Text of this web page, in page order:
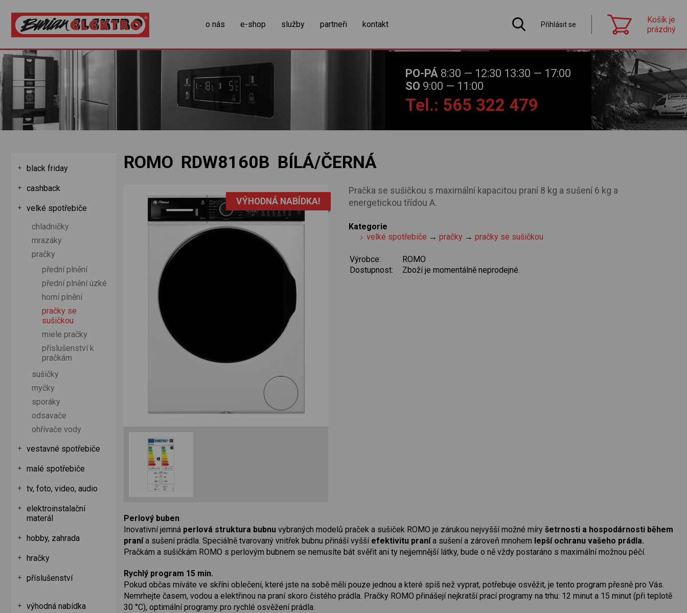
o nás e-shop služby partneři kontakt Přihlásit se
Košík je
prázdný
zobrazit obsah košíku
PO-PÁ 8:30 — 12:30 13:30 — 17:00
SO 9:00 — 11:00
Tel.: 565 322 479
ROMO RDW8160B BÍLÁ/ČERNÁ
Pračka se sušičkou s maximální kapacitou praní 8 kg a sušení 6 kg a
energetickou třídou A.
Kategorie
velké spotřebiče →pračky →pračky se sušičkou
Výrobce:
ROMO
Dostupnost:
Zboží je momentálně neprodejné.
VÝHODNÁ NABÍDKA!
Perlový buben
Inovativní jemná perlová struktura bubnu vybraných modelů praček a sušiček ROMO je zárukou nejvyšší možné míry šetrnosti a hospodárnosti během
pranía sušení prádla. Speciálně tvarovaný vnitřek bubnu přináší vyšší efektivitu pranía sušení a zároveň mnohem lepší ochranu vašeho prádla.
Pračkám a sušičkám ROMO s perlovým bubnem se nemusíte bát svěřit ani ty nejjemnější látky, bude o ně vždy postaráno s maximální možnou péčí.
Rychlý program 15 min.
Pokud občas míváte ve skříni oblečení, které jste na sobě měli pouze jednou a které spíš než vyprat, potřebuje osvěžit, je tento program přesně pro Vás.
Nemrhejte časem, vodou a elektřinou na praní skoro čistého prádla. Pračky ROMO přinášejí nejkratší prací programy na trhu: 12 minut a 15 minut (při teplotě
30 °C), optimální programy pro rychlé osvěžení prádla.
black friday
cashback
velké spotřebiče
chladničky
mrazáky
pračky
přední plnění
přední plnění úzké
horní plnění
pračky se
sušičkou
miele pračky
příslušenství k
pračkám
sušičky
myčky
sporáky
odsavače
ohřívače vody
vestavné spotřebiče
malé spotřebiče
tv, foto, video, audio
elektroinstalační
materál
hobby, zahrada
hračky
příslušenství
výhodná nabídka